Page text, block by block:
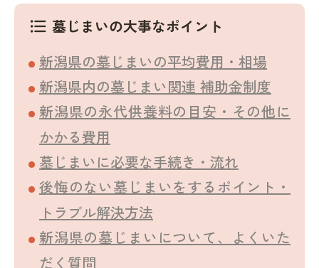
format_list_bulleted 墓じまいの大事なポイント
新潟県の墓じまいの平均費用・相場
新潟県内の墓じまい関連 補助金制度
新潟県の永代供養料の目安・その他に
かかる費用
墓じまいに必要な手続き・流れ
後悔のない墓じまいをするポイント・
トラブル解決方法
新潟県の墓じまいについて、よくいた
だく質問